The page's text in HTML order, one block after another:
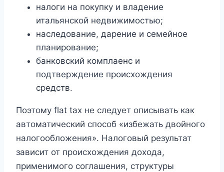
налоги на покупку и владение
итальянской недвижимостью;
наследование, дарение и семейное
планирование;
банковский комплаенс и
подтверждение происхождения
средств.
Поэтому flat tax не следует описывать как
автоматический способ «избежать двойного
налогообложения». Налоговый результат
зависит от происхождения дохода,
применимого соглашения, структуры